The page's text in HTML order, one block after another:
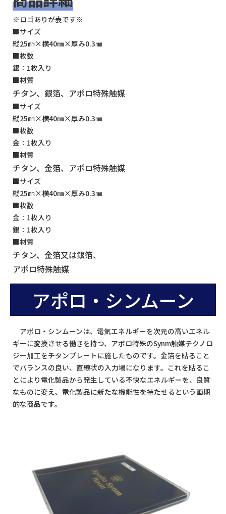
※ロゴありが表です※
■サイズ
縦25㎜×横40㎜×厚み0.3㎜
■枚数
銀：1枚入り
■材質
チタン、銀箔、アポロ特殊触媒
■サイズ
縦25㎜×横40㎜×厚み0.3㎜
■枚数
金：1枚入り
■材質
チタン、金箔、アポロ特殊触媒
■サイズ
縦25㎜×横40㎜×厚み0.3㎜
■枚数
金：1枚入り
銀：1枚入り
■材質
チタン、金箔又は銀箔、
アポロ特殊触媒
アポロ・シンムーン
アポロ・シンムーンは、電気エネルギーを次元の高いエネル
ギーに変換させる働きを持つ、アボロ特殊のSynm触媒テクノロ
ジー加工をチタンプレートに施したものです。金箔を貼ること
でバランスの良い、直線状の入力場になります。これを貼るこ
とにより電化製品から発生している不快なエネルギーを、良質
なものに変え、電化製品に新たな機能性を持たせるという画期
的な商品です。